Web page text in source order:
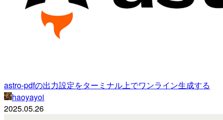
astro-pdfの出力設定をターミナル上でワンライン生成する
haoyayoi
2025.05.26